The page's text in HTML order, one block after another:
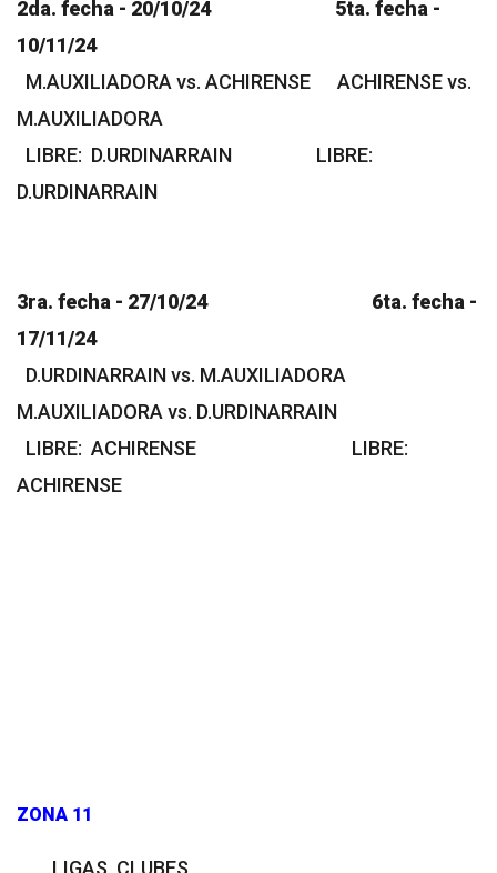
2da. fecha - 20/10/24 5ta. fecha -
10/11/24
M.AUXILIADORA vs. ACHIRENSE ACHIRENSE vs.
M.AUXILIADORA
LIBRE: D.URDINARRAIN LIBRE:
D.URDINARRAIN
3ra. fecha - 27/10/24 6ta. fecha -
17/11/24
D.URDINARRAIN vs. M.AUXILIADORA
M.AUXILIADORA vs. D.URDINARRAIN
LIBRE: ACHIRENSE LIBRE:
ACHIRENSE
ZONA 11
LIGAS CLUBES